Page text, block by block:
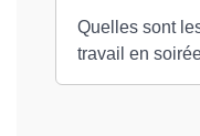
Quelles sont
travail en